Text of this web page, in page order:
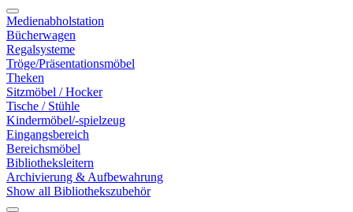
Medienabholstation
Bücherwagen
Regalsysteme
Tröge/Präsentationsmöbel
Theken
Sitzmöbel / Hocker
Tische / Stühle
Kindermöbel/-spielzeug
Eingangsbereich
Bereichsmöbel
Bibliotheksleitern
Archivierung & Aufbewahrung
Show all Bibliothekszubehör